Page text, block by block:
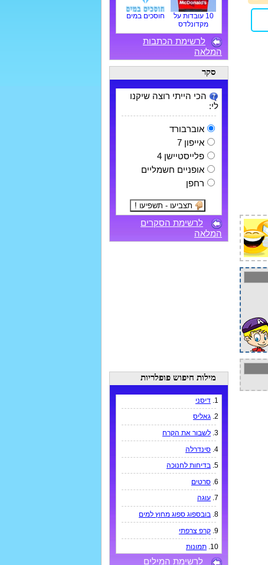
10 עובדות על
מקדונלדס
חוסכים במים
לרשימת הכתבות
המלאה
סקר
הכי הייתי רוצה שיקנו
לי:
אוברבורד
אייפון 7
פלייסטיישן 4
אופניים חשמליים
רחפן
לרשימת הסקרים
המלאה
מילות חיפוש פופלריות
1. דיסני
2. גאליס
3. לשבור את הקרח
4. סינדרלה
5. בדיחות לחנוכה
6. סרטים
7. עוגה
8. בובספוג ספוג מחוץ למים
9. קרפ צרפתי
10. תמונות
לרשימת המילים